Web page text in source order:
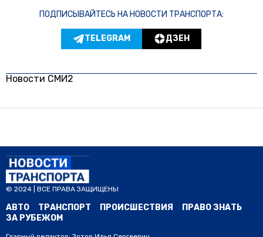
ПОДПИСЫВАЙТЕСЬ НА НОВОСТИ ТРАНСПОРТА:
TELEGRAM ДЗЕН
Новости СМИ2
За три года продаж стоимость Lada
Vesta выросла в два раза